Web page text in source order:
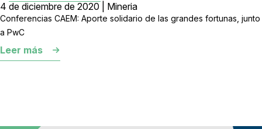
4 de diciembre de 2020 | Mineria
Conferencias CAEM: Aporte solidario de las grandes fortunas, junto
a PwC
Leer más